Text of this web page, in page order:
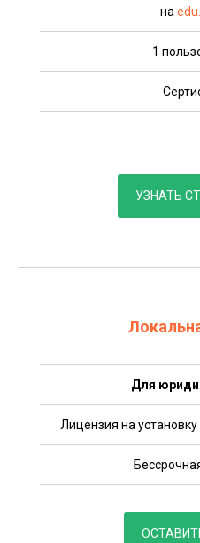
на
1
УЗНАТЬ
Для
Лицензия на